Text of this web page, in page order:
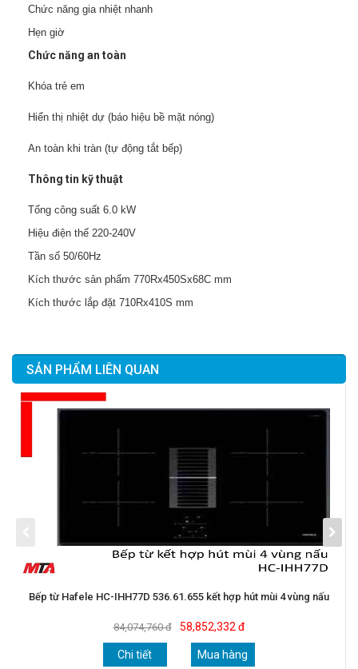
Chức năng gia nhiệt nhanh
Hẹn giờ
Chức năng an toàn
Khóa trẻ em
Hiển thị nhiệt dự (báo hiệu bề mặt nóng)
An toàn khi tràn (tự động tắt bếp)
Thông tin kỹ thuật
Tổng công suất 6.0 kW
Hiệu điện thế 220-240V
Tần số 50/60Hz
Kích thước sản phẩm 770Rx450Sx68C mm
Kích thước lắp đặt 710Rx410S mm
SẢN PHẨM LIÊN QUAN
Bếp từ Hafele HC-IHH77D 536.61.655 kết hợp hút mùi 4 vùng nấu
84,074,760 đ 58,852,332 đ
Chi tiết Mua hàng